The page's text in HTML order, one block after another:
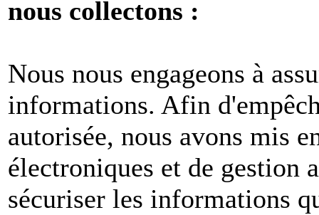
nous collectons :
Nous nous engageons à
informations. Afin
autorisée, nous avons mis
électroniques et de gestion
sécuriser les informations